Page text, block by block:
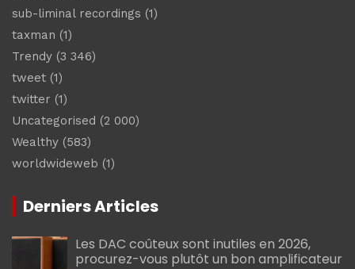
sub-liminal recordings (1)
taxman (1)
Trendy (3 346)
tweet (1)
twitter (1)
Uncategorised (2 000)
Wealthy (583)
worldwideweb (1)
Derniers Articles
Les DAC coûteux sont inutiles en 2026,
procurez-vous plutôt un bon amplificateur